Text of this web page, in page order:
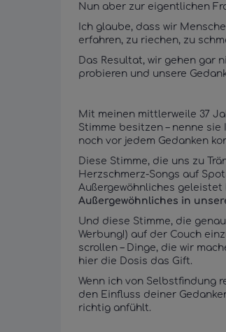
Nun aber zur eigentlichen
Ich glaube, dass wir
erfahren, zu riechen, zu
Das Resultat, wir gehen gar
probieren und unsere
Mit meinen mittlerweile 37
Stimme besitzen – nenne
noch vor jedem Gedanken
Diese Stimme, die uns zu
Herzschmerz-Songs auf
Außergewöhnliches geleistet
Außergewöhnliches in
Und diese Stimme, die
Werbung!) auf der Couch
scrollen – Dinge, die wir
hier die Dosis das Gift.
Wenn ich von Selbstfindung
den Einfluss deiner
richtig anfühlt.